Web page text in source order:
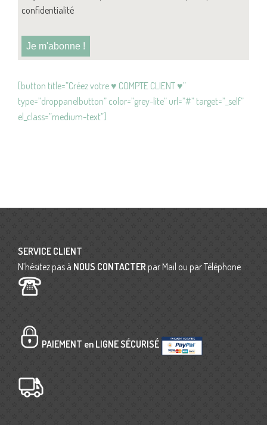
confidentialité
[button title=”Créez votre ♥ COMPTE CLIENT ♥”
type=”droppanelbutton” color=”grey-lite” url=”#” target=”_self”
el_class=”medium-text”]
SERVICE CLIENT
N’hésitez pas à NOUS CONTACTER par Mail ou par Téléphone
PAIEMENT en LIGNE SÉCURISÉ